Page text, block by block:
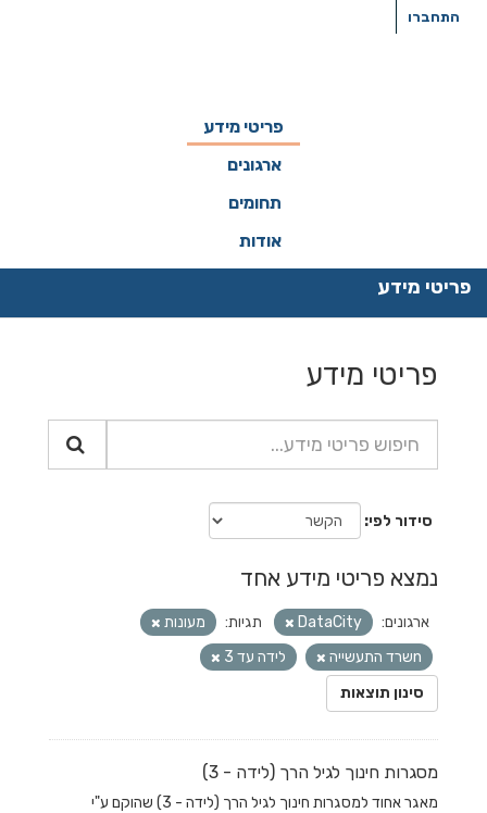
התחברו
פריטי מידע
ארגונים
תחומים
אודות
פריטי מידע
פריטי מידע
סידור לפי
נמצא פריטי מידע אחד
ארגונים: DataCity תגיות:
מעונות
nשרד התעשייה
לידה עד 3
סינון תוצאות
מסגרות חינוך לגיל הרך (לידה - 3)
מאגר אחוד למסגרות חינוך לגיל הרך (לידה - 3) שהוקם ע"י